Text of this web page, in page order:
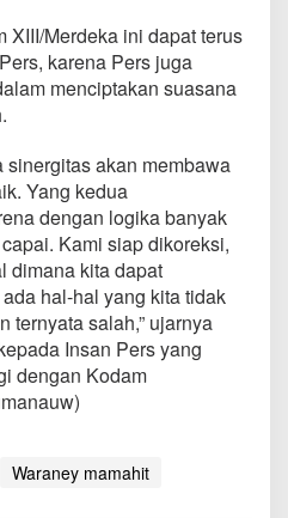
P
e
r
a
r
a
n
e
y
M
a
m
a
h
K
XIII/Merdeka ini dapat terus
karena Pers juga
menciptakan suasana
sinergitas akan membawa
Yang kedua
dengan logika banyak
Kami siap dikoreksi,
dimana kita dapat
hal-hal yang kita tidak
ternyata salah,” ujarnya
Insan Pers yang
dengan Kodam
Waraney mamahit